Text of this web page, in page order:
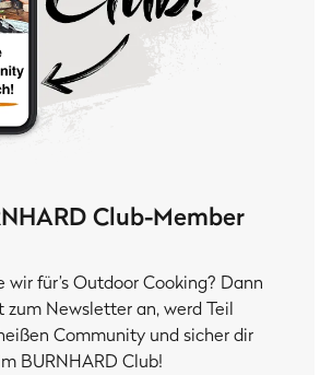
Club-Member
wir für’s Outdoor Cooking? Dann
Newsletter an, werd Teil
Community und sicher dir
BURNHARD Club!